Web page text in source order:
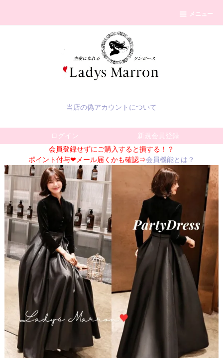
メニュー
当店の偽アカウントについて
ログイン
新規会員登録
会員登録せずにご購入すると損する！？
ポイント付与❤メール届くかも確認⇒会員機能とは？